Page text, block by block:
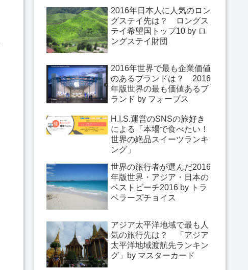
2016年日本人に人気のロン
グステイ先は？ ロングス
テイ希望国トップ10 by ロ
ングステイ財団
2016年世界で最も企業価値
のあるブランドは？ 2016
年版世界の最も価値あるブ
ランド by フォーブス
H.I.S.運営のSNSの旅好き
による「本場で食べたい！
世界の絶品スイーツランキ
ング」
世界の旅行者が選んだ2016
年版世界・アジア・日本の
ベストビーチ2016 by トラ
ベラーズチョイス
アジア太平洋地域で最も人
気の旅行先は？ 「アジア
太平洋地域渡航先ランキン
グ」by マスターカード